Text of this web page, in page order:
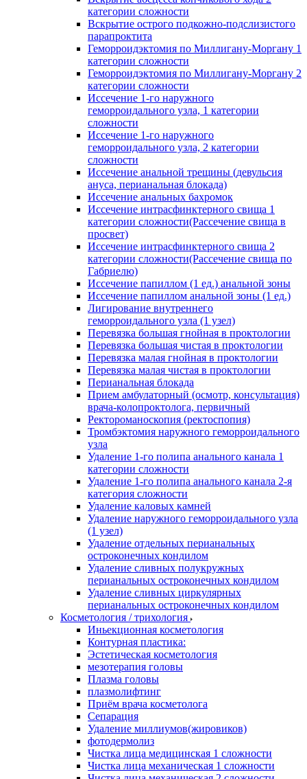
категории сложности
Вскрытие острого подкожно-подслизистого
парапроктита
Геморроидэктомия по Миллигану-Моргану 1
категории сложности
Геморроидэктомия по Миллигану-Моргану 2
категории сложности
Иссечение 1-го наружного
геморроидального узла, 1 категории
сложности
Иссечение 1-го наружного
геморроидального узла, 2 категории
сложности
Иссечение анальной трещины (девульсия
ануса, перианальная блокада)
Иссечение анальных бахромок
Иссечение интрасфинктерного свища 1
категории сложности(Рассечение свища в
просвет)
Иссечение интрасфинктерного свища 2
категории сложности(Рассечение свища по
Габриелю)
Иссечение папиллом (1 ед.) анальной зоны
Иссечение папиллом анальной зоны (1 ед.)
Лигирование внутреннего
геморроидального узла (1 узел)
Перевязка большая гнойная в проктологии
Перевязка большая чистая в проктологии
Перевязка малая гнойная в проктологии
Перевязка малая чистая в проктологии
Перианальная блокада
Прием амбулаторный (осмотр, консультация)
врача-колопроктолога, первичный
Ректороманоскопия (ректоспопия)
Тромбэктомия наружного геморроидального
узла
Удаление 1-го полипа анального канала 1
категории сложности
Удаление 1-го полипа анального канала 2-я
категория сложности
Удаление каловых камней
Удаление наружного геморроидального узла
(1 узел)
Удаление отдельных перианальных
остроконечных кондилом
Удаление сливных полукружных
перианальных остроконечных кондилом
Удаление сливных циркулярных
перианальных остроконечных кондилом
Косметология / трихология
Иньекционная косметология
Контурная пластика:
Эстетическая косметология
мезотерапия головы
Плазма головы
плазмолифтинг
Приём врача косметолога
Сепарация
Удаление миллиумов(жировиков)
фотодермолиз
Чистка лица медицинская 1 сложности
Чистка лица механическая 1 сложности